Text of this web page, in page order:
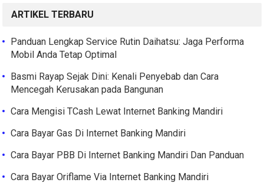
ARTIKEL TERBARU
Panduan Lengkap Service Rutin Daihatsu: Jaga Performa
Mobil Anda Tetap Optimal
Basmi Rayap Sejak Dini: Kenali Penyebab dan Cara
Mencegah Kerusakan pada Bangunan
Cara Mengisi TCash Lewat Internet Banking Mandiri
Cara Bayar Gas Di Internet Banking Mandiri
Cara Bayar PBB Di Internet Banking Mandiri Dan Panduan
Cara Bayar Oriflame Via Internet Banking Mandiri